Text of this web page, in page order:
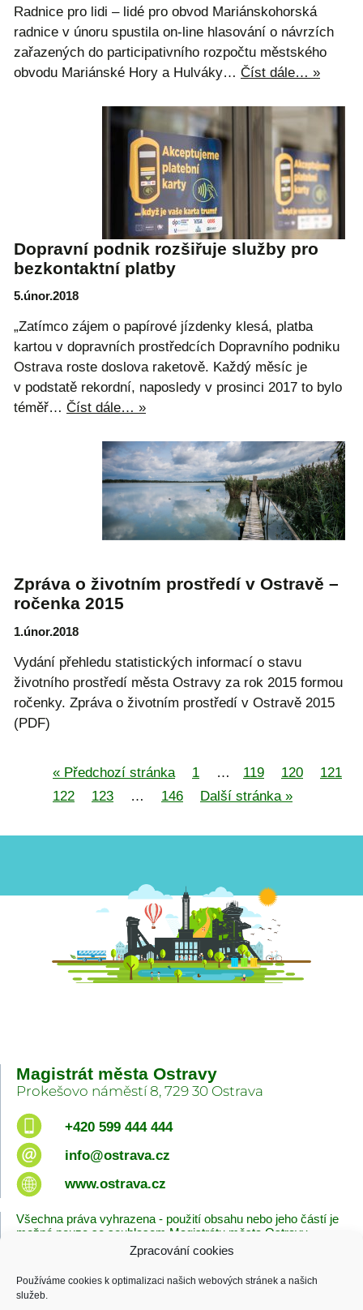
Zpracování cookies
Používáme cookies k optimalizaci našich webových stránek a našich
služeb.
Radnice pro lidi – lidé pro obvod Mariánskohorská
radnice v únoru spustila on-line hlasování o návrzích
zařazených do participativního rozpočtu městského
obvodu Mariánské Hory a Hulváky… Číst dále… »
Dopravní podnik rozšiřuje služby pro
bezkontaktní platby
5.únor.2018
„Zatímco zájem o papírové jízdenky klesá, platba
kartou v dopravních prostředcích Dopravního podniku
Ostrava roste doslova raketově. Každý měsíc je
v podstatě rekordní, naposledy v prosinci 2017 to bylo
téměř… Číst dále… »
Zpráva o životním prostředí v Ostravě –
ročenka 2015
1.únor.2018
Vydání přehledu statistických informací o stavu
životního prostředí města Ostravy za rok 2015 formou
ročenky. Zpráva o životním prostředí v Ostravě 2015
(PDF)
« Předchozí stránka 1 … 119 120
121
122
123 … 146 Další stránka »
Magistrát města Ostravy
Prokešovo náměstí 8, 729 30 Ostrava
+420 599 444 444
info@ostrava.cz
www.ostrava.cz
Všechna práva vyhrazena - použití obsahu nebo jeho částí je
možné pouze se souhlasem Magistrátu města Ostravy.
Zásady cookies
Poslední změna